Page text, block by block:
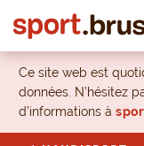
Ce site web est
données. N’hésitez
d’informations à